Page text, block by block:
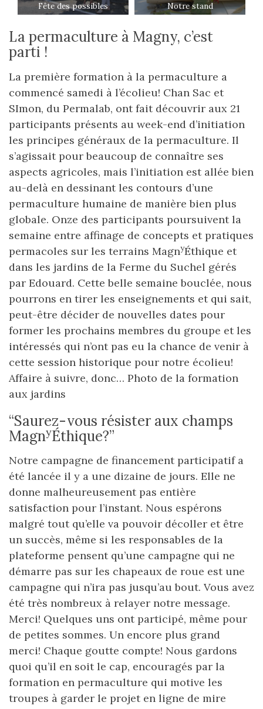
Fête des possibles Notre stand
La permaculture à Magny, c’est
parti !
La première formation à la permaculture a
commencé samedi à l’écolieu! Chan Sac et
SImon, du Permalab, ont fait découvrir aux 21
participants présents au week-end d’initiation
les principes généraux de la permaculture. Il
s’agissait pour beaucoup de connaître ses
aspects agricoles, mais l’initiation est allée bien
au-delà en dessinant les contours d’une
permaculture humaine de manière bien plus
globale. Onze des participants poursuivent la
semaine entre affinage de concepts et pratiques
permacoles sur les terrains MagnyÉthique et
dans les jardins de la Ferme du Suchel gérés
par Edouard. Cette belle semaine bouclée, nous
pourrons en tirer les enseignements et qui sait,
peut-être décider de nouvelles dates pour
former les prochains membres du groupe et les
intéressés qui n’ont pas eu la chance de venir à
cette session historique pour notre écolieu!
Affaire à suivre, donc… Photo de la formation
aux jardins
“Saurez-vous résister aux champs
MagnyÉthique?”
Notre campagne de financement participatif a
été lancée il y a une dizaine de jours. Elle ne
donne malheureusement pas entière
satisfaction pour l’instant. Nous espérons
malgré tout qu’elle va pouvoir décoller et être
un succès, même si les responsables de la
plateforme pensent qu’une campagne qui ne
démarre pas sur les chapeaux de roue est une
campagne qui n’ira pas jusqu’au bout. Vous avez
été très nombreux à relayer notre message.
Merci! Quelques uns ont participé, même pour
de petites sommes. Un encore plus grand
merci! Chaque goutte compte! Nous gardons
quoi qu’il en soit le cap, encouragés par la
formation en permaculture qui motive les
troupes à garder le projet en ligne de mire